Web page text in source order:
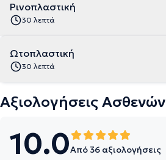
Ρινοπλαστική
30 λεπτά
Ωτοπλαστική
30 λεπτά
Αξιολογήσεις Ασθενών
10.0Από 36 αξιολογήσεις